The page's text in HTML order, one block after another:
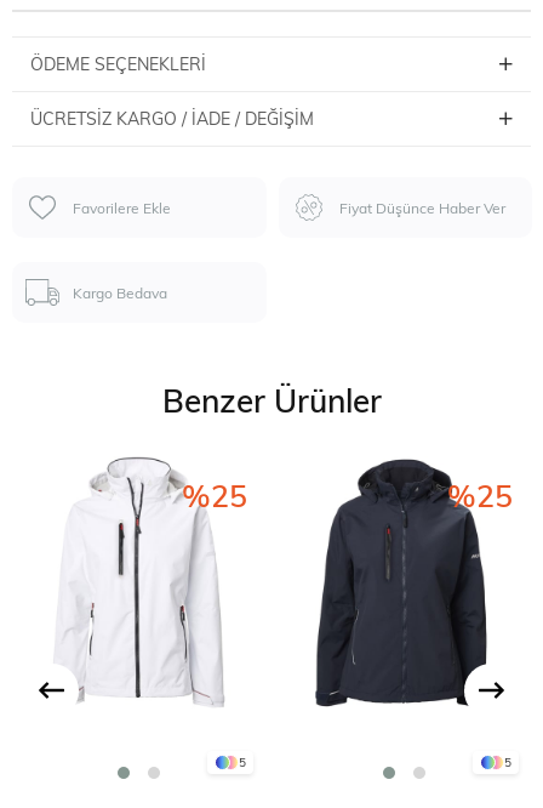
ÖDEME SEÇENEKLERI
ÜCRETSIZ KARGO / İADE / DEĞIŞIM
Favorilere Ekle Fiyat Düşünce Haber Ver
Kargo Bedava
Benzer Ürünler
5
%25
5
%25